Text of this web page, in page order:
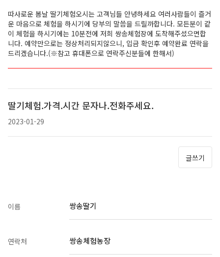
따사로운 봄날 딸기체험오시는 고객님들 안녕하세요 여러사람들이 즐거
운 마음으로 체험을 하시기에 당부의 말씀을 드릴까합니다. 모든분이 같
이 체험을 하시기에는 10분전에 저희 쌍송체험장에 도착해주셨으면합
니다. 예약만으로는 정상처리되지않으니, 입금 확인후 예약완료 연락을
드리겠습니다.(※참고 휴대폰으로 연락주신분들에 한해서)
딸기체험.가격.시간 문자나.전화주세요.
2023-01-29
글쓰기
이름 쌍송딸기
연락처 쌍송체험농장